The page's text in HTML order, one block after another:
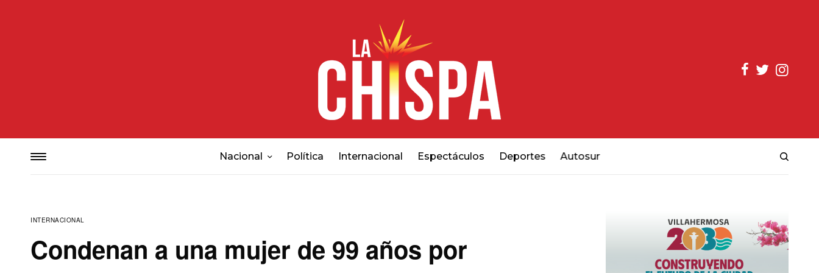
Nacional Política Internacional Espectáculos Deportes Autosur
INTERNACIONAL
Condenan a una mujer de 99 años por